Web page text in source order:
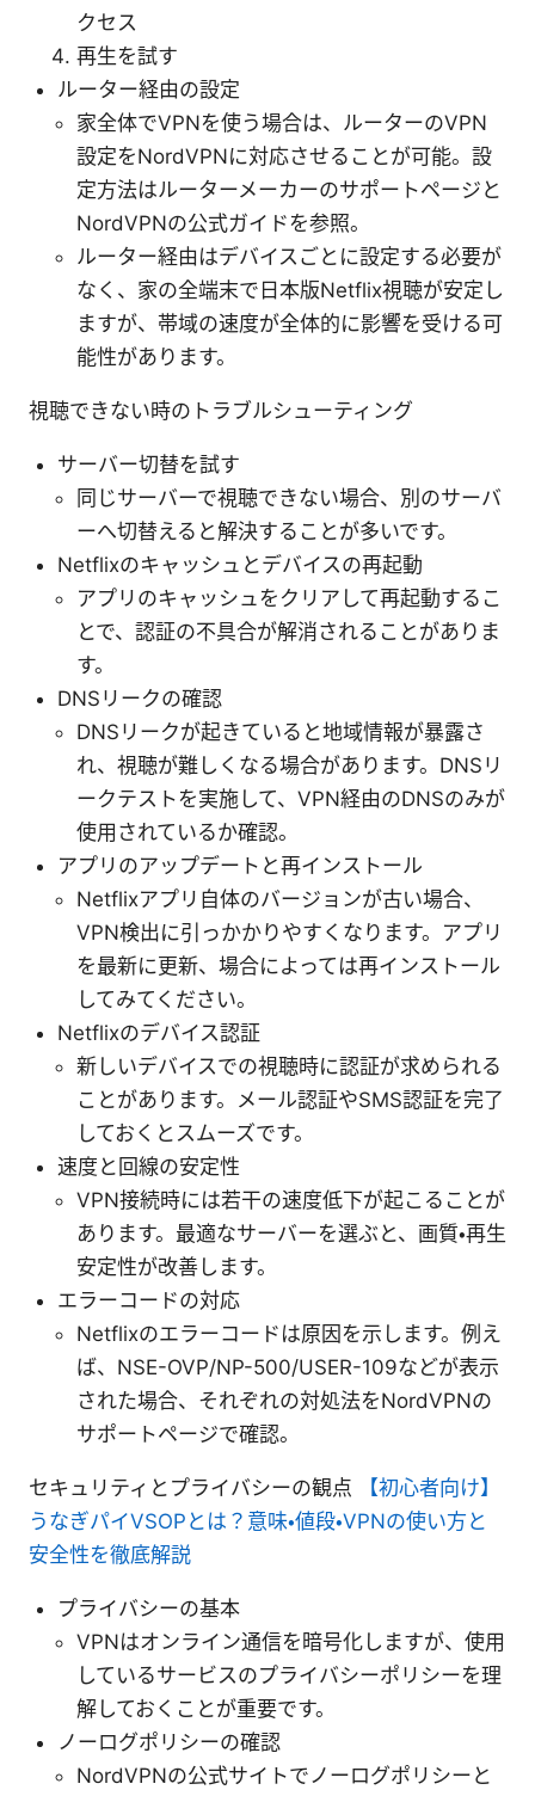
クセス
再生を試す
ルーター経由の設定
家全体でVPNを使う場合は、ルーターのVPN
設定をNordVPNに対応させることが可能。設
定方法はルーターメーカーのサポートページと
NordVPNの公式ガイドを参照。
ルーター経由はデバイスごとに設定する必要が
なく、家の全端末で日本版Netflix視聴が安定し
ますが、帯域の速度が全体的に影響を受ける可
能性があります。
視聴できない時のトラブルシューティング
サーバー切替を試す
同じサーバーで視聴できない場合、別のサーバ
ーへ切替えると解決することが多いです。
Netflixのキャッシュとデバイスの再起動
アプリのキャッシュをクリアして再起動するこ
とで、認証の不具合が解消されることがありま
す。
DNSリークの確認
DNSリークが起きていると地域情報が暴露さ
れ、視聴が難しくなる場合があります。DNSリ
ークテストを実施して、VPN経由のDNSのみが
使用されているか確認。
アプリのアップデートと再インストール
Netflixアプリ自体のバージョンが古い場合、
VPN検出に引っかかりやすくなります。アプリ
を最新に更新、場合によっては再インストール
してみてください。
Netflixのデバイス認証
新しいデバイスでの視聴時に認証が求められる
ことがあります。メール認証やSMS認証を完了
しておくとスムーズです。
速度と回線の安定性
VPN接続時には若干の速度低下が起こることが
あります。最適なサーバーを選ぶと、画質・再生
安定性が改善します。
エラーコードの対応
Netflixのエラーコードは原因を示します。例え
ば、NSE-OVP/NP-500/USER-109などが表示
された場合、それぞれの対処法をNordVPNの
サポートページで確認。
セキュリティとプライバシーの観点
【初心者向け】
うなぎパイVSOPとは？意味・値段・VPNの使い方と
安全性を徹底解説
プライバシーの基本
VPNはオンライン通信を暗号化しますが、使用
しているサービスのプライバシーポリシーを理
解しておくことが重要です。
ノーログポリシーの確認
NordVPNの公式サイトでノーログポリシーと